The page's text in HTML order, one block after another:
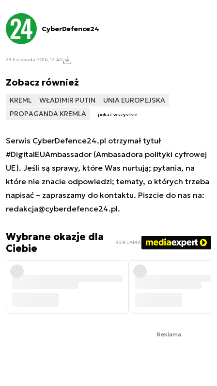
CyberDefence24
23 listopada 2016, 17:40
Zobacz również
KREML WŁADIMIR PUTIN
UNIA EUROPEJSKA
PROPAGANDA KREMLA
pokaż wszystkie
Serwis CyberDefence24.pl otrzymał tytuł
#DigitalEUAmbassador (Ambasadora polityki cyfrowej
UE). Jeśli są sprawy, które Was nurtują; pytania, na
które nie znacie odpowiedzi; tematy, o których trzeba
napisać – zapraszamy do kontaktu. Piszcie do nas na:
redakcja@cyberdefence24.pl.
Wybrane okazje dla
Ciebie
REKLAMA
Reklama